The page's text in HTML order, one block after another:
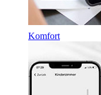
Komfort